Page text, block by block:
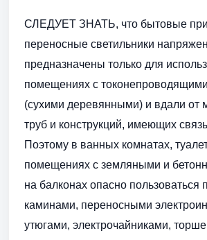
СЛЕДУЕТ ЗНАТЬ, что бытовые
переносные светильники
предназначены только для
помещениях с
(сухими деревянными) и вдали от
труб и конструкций, имеющих
Поэтому в ванных комнатах,
помещениях с земляными и
на балконах опасно пользоваться
каминами, переносными
утюгами, электрочайниками,